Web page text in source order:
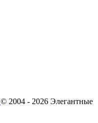
© 2004 - 2026 Элегантные